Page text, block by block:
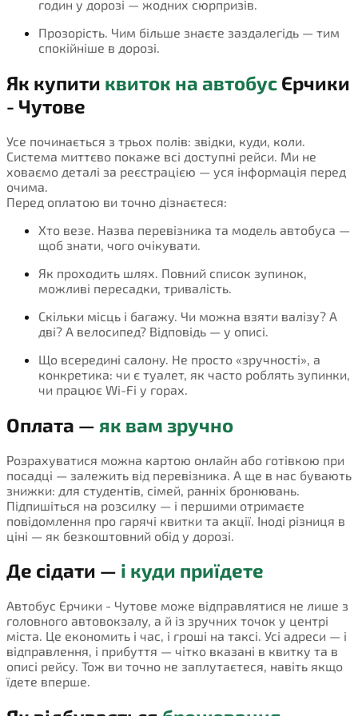
годин у дорозі — жодних сюрпризів.
Прозорість. Чим більше знаєте заздалегідь — тим
спокійніше в дорозі.
Як купити квиток на автобус Єрчики
- Чутове
Усе починається з трьох полів: звідки, куди, коли.
Система миттєво покаже всі доступні рейси. Ми не
ховаємо деталі за реєстрацією — уся інформація перед
очима.
Перед оплатою ви точно дізнаєтеся:
Хто везе. Назва перевізника та модель автобуса —
щоб знати, чого очікувати.
Як проходить шлях. Повний список зупинок,
можливі пересадки, тривалість.
Скільки місць і багажу. Чи можна взяти валізу? А
дві? А велосипед? Відповідь — у описі.
Що всередині салону. Не просто «зручності», а
конкретика: чи є туалет, як часто роблять зупинки,
чи працює Wi-Fi у горах.
Оплата — як вам зручно
Розрахуватися можна картою онлайн або готівкою при
посадці — залежить від перевізника. А ще в нас бувають
знижки: для студентів, сімей, ранніх бронювань.
Підпишіться на розсилку — і першими отримаєте
повідомлення про гарячі квитки та акції. Іноді різниця в
ціні — як безкоштовний обід у дорозі.
Де сідати — і куди приїдете
Автобус Єрчики - Чутове може відправлятися не лише з
головного автовокзалу, а й із зручних точок у центрі
міста. Це економить і час, і гроші на таксі. Усі адреси — і
відправлення, і прибуття — чітко вказані в квитку та в
описі рейсу. Тож ви точно не заплутаєтеся, навіть якщо
їдете вперше.